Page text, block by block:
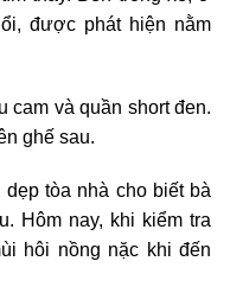
được phát hiện nằm
cam và quần short đen.
ghế sau.
tòa nhà cho biết bà
Hôm nay, khi kiểm tra
hôi nồng nặc khi đến